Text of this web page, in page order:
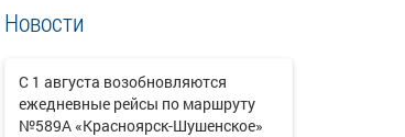
Новости
С 1 августа возобновляются
ежедневные рейсы по маршруту
№589А «Красноярск-Шушенское»